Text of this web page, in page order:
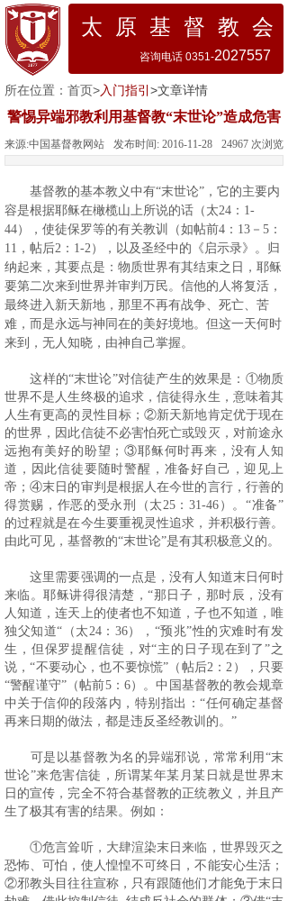
太 原 基 督 教 会
咨询电话 0351-2027557
所在位置： 首页>入门指引 >文章详情
警惕异端邪教利用基督教“末世论”造成危害
来源:中国基督教网站 发布时间: 2016-11-28 24967 次浏览
基督教的基本教义中有“末世论”，它的主要内
容是根据耶稣在橄榄山上所说的话（太24 ： 1-
44），使徒保罗等的有关教训（如帖前4 ： 13 － 5 ：
11 ，帖后2 ： 1-2），以及圣经中的《启示录》。归
纳起来，其要点是：物质世界有其结束之日，耶稣
要第二次来到世界并审判万民。信他的人将复活，
最终进入新天新地，那里不再有战争、死亡、苦
难，而是永远与神同在的美好境地。但这一天何时
来到，无人知晓，由神自己掌握。
这样的“末世论”对信徒产生的效果是：①物质
世界不是人生终极的追求，信徒得永生，意味着其
人生有更高的灵性目标；②新天新地肯定优于现在
的世界，因此信徒不必害怕死亡或毁灭，对前途永
远抱有美好的盼望；③耶稣何时再来，没有人知
道，因此信徒要随时警醒，准备好自己，迎见上
帝；④末日的审判是根据人在今世的言行，行善的
得赏赐，作恶的受永刑（太25：31-46 ）。“准备”
的过程就是在今生要重视灵性追求，并积极行善。
由此可见，基督教的“末世论”是有其积极意义的。
这里需要强调的一点是，没有人知道末日何时
来临。耶稣讲得很清楚，“那日子，那时辰，没有
人知道，连天上的使者也不知道，子也不知道，唯
独父知道“（太24： 36），“预兆”性的灾难时有发
生，但保罗提醒信徒，对“主的日子现在到了”之
说，“不要动心，也不要惊慌”（帖后2：2 ），只要
“警醒谨守”（帖前5： 6）。中国基督教的教会规章
中关于信仰的段落内，特别指出：“任何确定基督
再来日期的做法，都是违反圣经教训的。”
可是以基督教为名的异端邪说，常常利用“末
世论”来危害信徒，所谓某年某月某日就是世界末
日的宣传，完全不符合基督教的正统教义，并且产
生了极其有害的结果。例如：
①危言耸听，大肆渲染末日来临，世界毁灭之
恐怖、可怕，使人惶惶不可终日，不能安心生活；
②邪教头目往往宣称，只有跟随他们才能免于末日